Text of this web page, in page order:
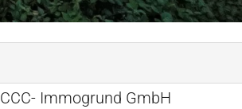
CCC- Immogrund GmbH